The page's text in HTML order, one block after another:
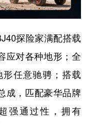
探险家满配搭载
应对各种地形；全
形任意驰骋；搭载
成，匹配豪华品牌
强通过性，拥有